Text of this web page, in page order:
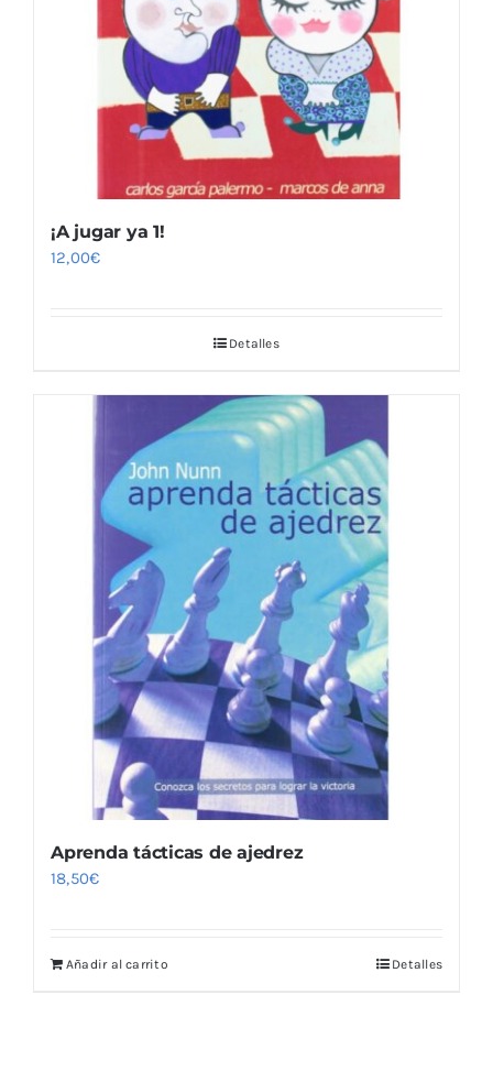
¡A jugar ya 1!
12,00€
Detalles
Aprenda tácticas de ajedrez
18,50€
Añadir al carrito Detalles